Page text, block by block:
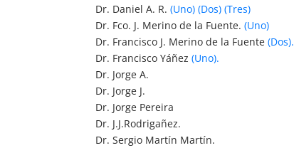
Dr. Daniel A. R.(Uno) (Dos) (Tres)
Dr. Fco. J. Merino de la Fuente.(Uno)
Dr. Francisco J. Merino de la Fuente(Dos).
Dr. Francisco Yáñez(Uno).
Dr. Jorge A.
Dr. Jorge J.
Dr. Jorge Pereira
Dr. J.J.Rodrigañez.
Dr. Sergio Martín Martín.